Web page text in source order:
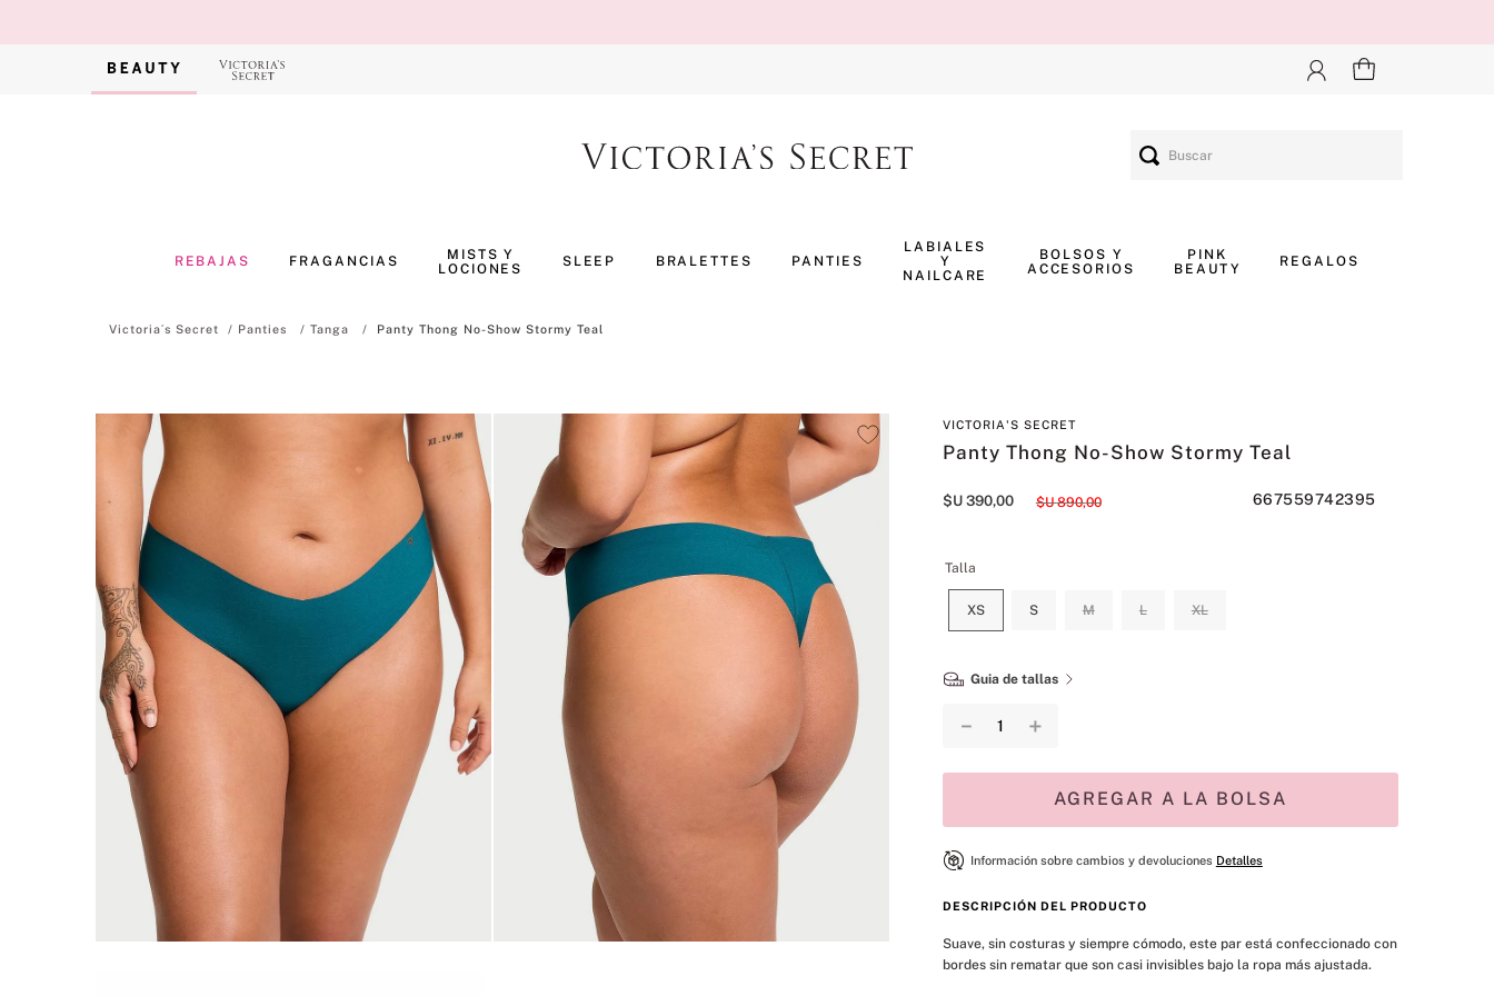
REBAJAS FRAGANCIAS
MISTS Y
LOCIONES
SLEEP BRALETTES PANTIES
LABIALES
Y
NAILCARE
BOLSOS Y
ACCESORIOS
PINK
BEAUTY
REGALOS
Panties Tanga Panty Thong No-Show Stormy Teal
VICTORIA'S SECRET
Panty Thong No-Show Stormy Teal
$U 390,00 $U 890,00 667559742395
Talla
XS S M L XL
Guia de tallas
＋
－
AGREGAR A LA BOLSA
Información sobre cambios y devoluciones Detalles
DESCRIPCIÓN DEL PRODUCTO
Suave, sin costuras y siempre cómodo, este par está confeccionado con
bordes sin rematar que son casi invisibles bajo la ropa más ajustada.
6.
bombshell
7.
splash